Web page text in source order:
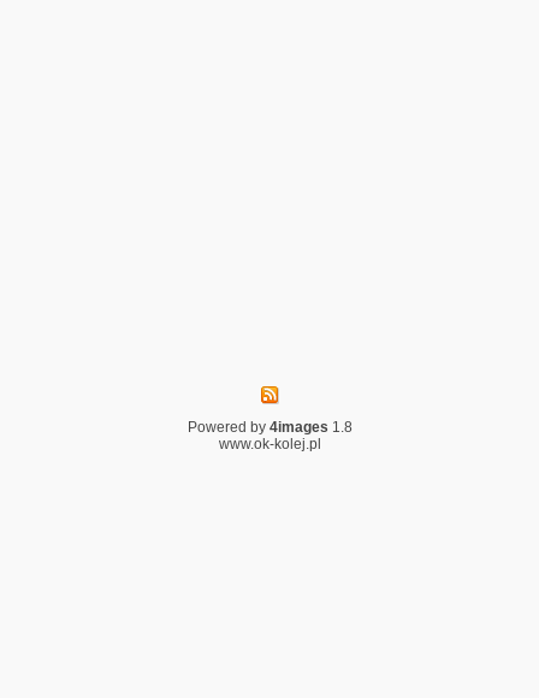
Powered by 4images 1.8
www.ok-kolej.pl